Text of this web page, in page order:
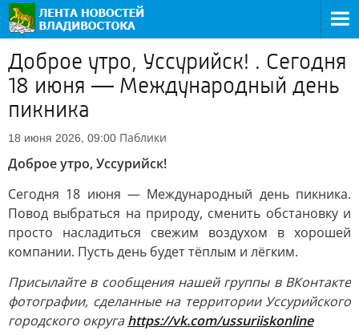
Доброе утро, Уссурийск! . Сегодня
18 июня — Международный день
пикника
18 июня 2026, 09:00 Паблики
Доброе утро, Уссурийск!
Сегодня 18 июня — Международный день пикника.
Повод выбраться на природу, сменить обстановку и
просто насладиться свежим воздухом в хорошей
компании. Пусть день будет тёплым и лёгким.
Присылайте в сообщения нашей группы в ВКонтакте
фотографии, сделанные на территории Уссурийского
городского округаhttps://vk.com/ussuriiskonline